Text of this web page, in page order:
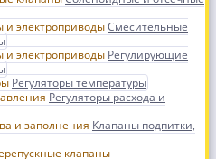
Смесительные
Регулирующие
Регуляторы температуры
Регуляторы расхода и
Клапаны подпитки,